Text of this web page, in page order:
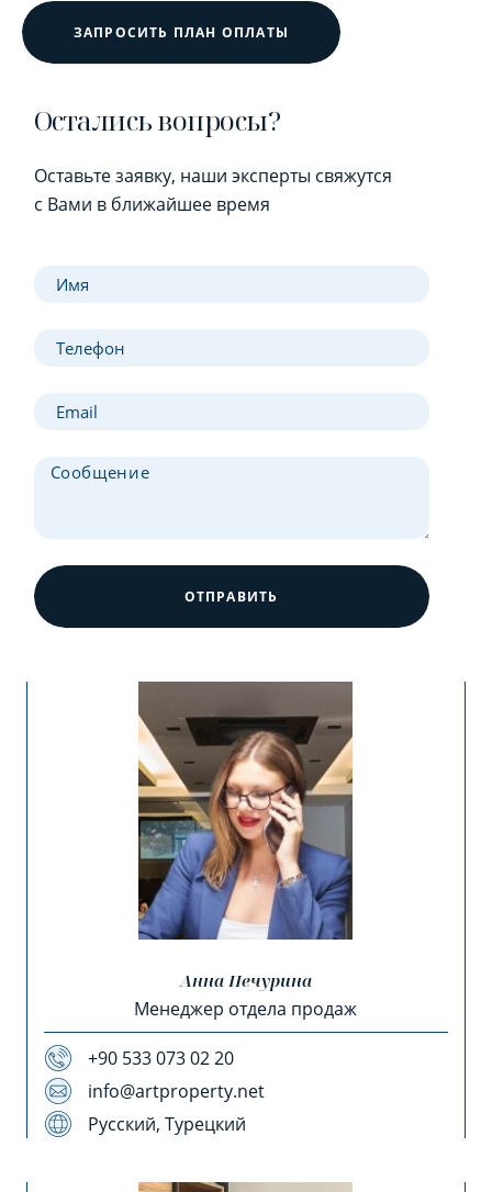
ЗАПРОСИТЬ ПЛАН ОПЛАТЫ
Остались вопросы?
Оставьте заявку, наши эксперты свяжутся
с Вами в ближайшее время
ОТПРАВИТЬ
Анна Печурина
Менеджер отдела продаж
+90 533 073 02 20
info@artproperty.net
Русский, Турецкий